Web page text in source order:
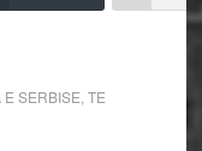
SERBISE TE